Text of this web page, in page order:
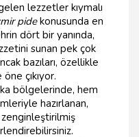
lezzetler kıymalı
pidekonusunda en
dört bir yanında,
sunan pek çok
bazıları, özellikle
çıkıyor.
bölgelerinde, hem
hazırlanan,